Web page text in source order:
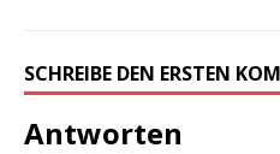
SCHREIBE DEN ERSTEN
Antworten